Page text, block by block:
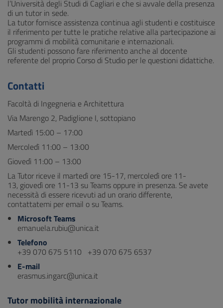
l’Università degli Studi di Cagliari e che si avvale della presenza
di un tutor in sede.
La tutor fornisce assistenza continua agli studenti e costituisce
il riferimento per tutte le pratiche relative alla partecipazione ai
programmi di mobilità comunitarie e internazionali.
Gli studenti possono fare riferimento anche al docente
referente del proprio Corso di Studio per le questioni didattiche.
Contatti
Facoltà di Ingegneria e Architettura
Via Marengo 2, Padiglione I, sottopiano
Martedì 15:00 – 17:00
Mercoledì 11:00 – 13:00
Giovedì 11:00 – 13:00
La Tutor riceve il martedì ore 15-17, mercoledì ore 11-
13, giovedì ore 11-13 su Teams oppure in presenza. Se avete
necessità di essere ricevuti ad un orario differente,
contattatemi per email o su Teams.
Microsoft Teams
emanuela.rubiu@unica.it
Telefono
+39 070 675 5110 +39 070 675 6537
E-mail
erasmus.ingarc@unica.it
Tutor mobilità internazionale